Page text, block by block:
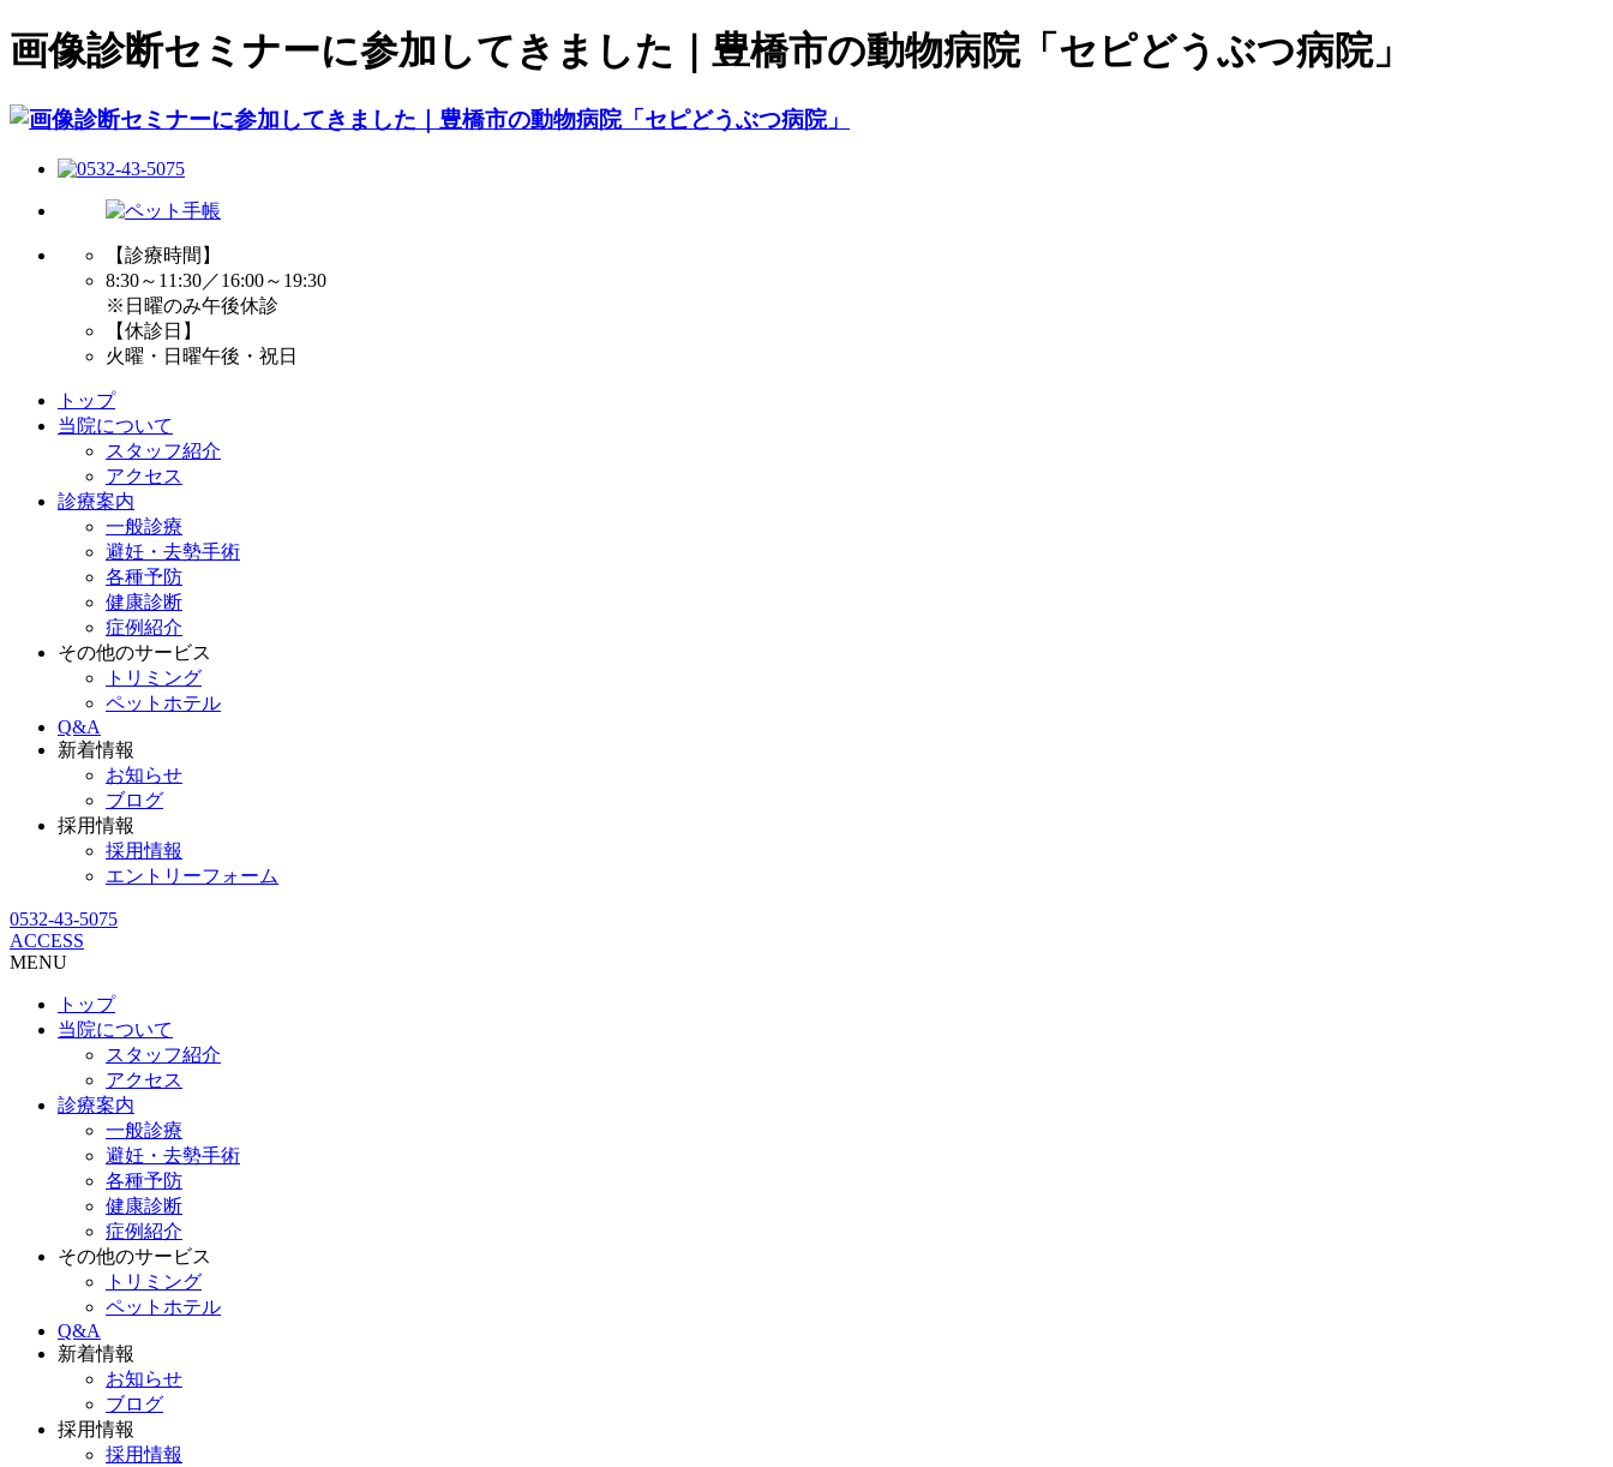
画像診断セミナーに参加してきました｜豊橋市の動物病院「セピどうぶつ病院」
【診療時間】
8:30～11:30／16:00～19:30
※日曜のみ午後休診
【休診日】
火曜・日曜午後・祝日
トップ
当院について
スタッフ紹介
アクセス
診療案内
一般診療
避妊・去勢手術
各種予防
健康診断
症例紹介
その他のサービス
トリミング
ペットホテル
Q&A
新着情報
お知らせ
ブログ
採用情報
採用情報
エントリーフォーム
0532-43-5075
ACCESS
MENU
トップ
当院について
スタッフ紹介
アクセス
診療案内
一般診療
避妊・去勢手術
各種予防
健康診断
症例紹介
その他のサービス
トリミング
ペットホテル
Q&A
新着情報
お知らせ
ブログ
採用情報
採用情報